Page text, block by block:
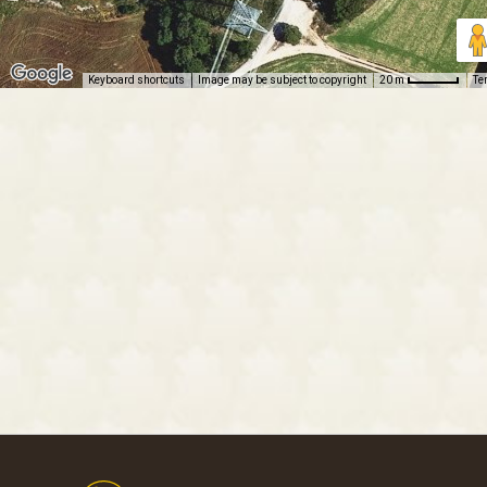
Keyboard shortcuts Image may be subject to copyright 20 m